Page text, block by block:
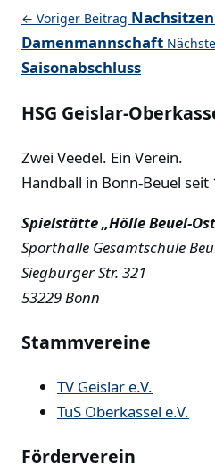
← Voriger Beitrag
Damenmannschaft
Saisonabschluss
HSG Geislar-
Zwei Veedel. Ein Verein.
Handball in Bonn-Beuel seit
Spielstätte „Hölle Beuel-
Sporthalle Gesamtschule
Siegburger Str. 321
53229 Bonn
Stammvereine
TV Geislar e.V.
TuS Oberkassel e.V.
Förderverein